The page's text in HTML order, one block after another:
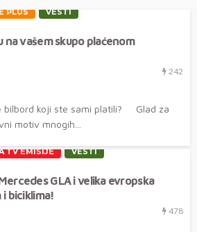
PLUS VESTI
na vašem skupo plaćenom
242
bilbord koji ste sami platili? Glad za
motiv mnogih...
TV EMISIJE VESTI
GLA i velika evropska
biciklima!
478